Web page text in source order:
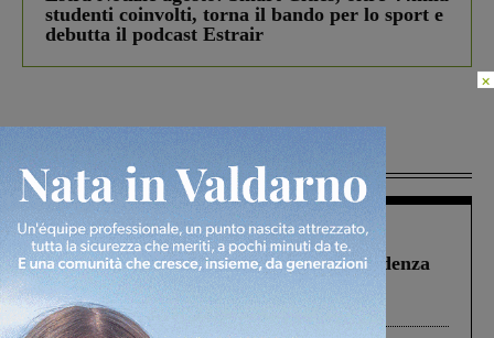
studenti coinvolti, torna il bando per lo sport e
debutta il podcast Estrair
Più lette
Figline Incisa Valdarno 1 Agosto 2026
Piscina di Figline finanziata oltre la scadenza
Pnrr, il gruppo di Fratelli d’Italia: “Un
ringraziamento al Governo”
×